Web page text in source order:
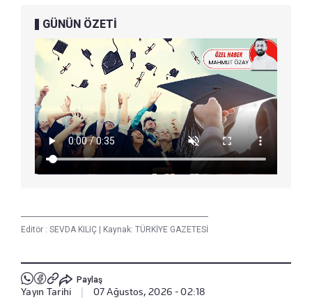
GÜNÜN ÖZETİ
Editör : SEVDA KILIÇ Kaynak: TÜRKİYE GAZETESİ
Paylaş
Yayın Tarihi 07 Ağustos, 2026 - 02:18